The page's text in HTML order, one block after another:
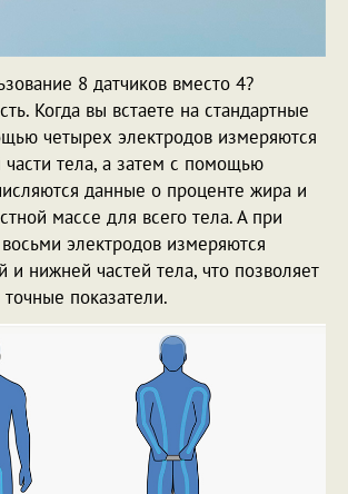
8 датчиков вместо 4?
Когда вы встаете на стандартные
четырех электродов измеряются
тела, а затем с помощью
данные о проценте жира и
массе для всего тела. А при
электродов измеряются
и нижней частей тела, что позволяет
показатели.